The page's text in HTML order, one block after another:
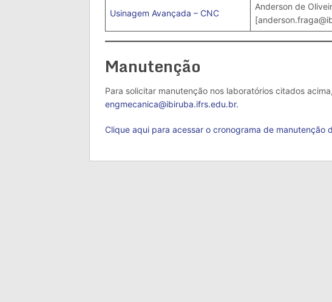
Usinagem Avançada – CNC
Anderson de
Manutenção
Para solicitar manutenção nos laboratórios citados
engmecanica@ibiruba.ifrs.edu.br.
Clique aqui para acessar o cronograma de manutenção